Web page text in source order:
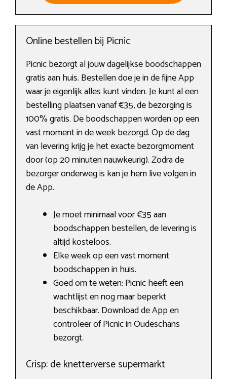
Online bestellen bij Picnic
Picnic bezorgt al jouw dagelijkse boodschappen
gratis aan huis. Bestellen doe je in de fijne App
waar je eigenlijk alles kunt vinden. Je kunt al een
bestelling plaatsen vanaf €35, de bezorging is
100% gratis. De boodschappen worden op een
vast moment in de week bezorgd. Op de dag
van levering krijg je het exacte bezorgmoment
door (op 20 minuten nauwkeurig). Zodra de
bezorger onderweg is kan je hem live volgen in
de App.
Je moet minimaal voor €35 aan
boodschappen bestellen, de levering is
altijd kosteloos.
Elke week op een vast moment
boodschappen in huis.
Goed om te weten: Picnic heeft een
wachtlijst en nog maar beperkt
beschikbaar. Download de App en
controleer of Picnic in Oudeschans
bezorgt.
Crisp: de knetterverse supermarkt